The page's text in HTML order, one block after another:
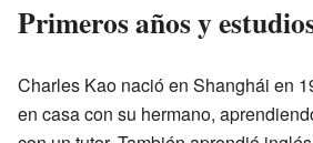
Primeros años y
Charles Kao nació en Shanghái en
en casa con su hermano,